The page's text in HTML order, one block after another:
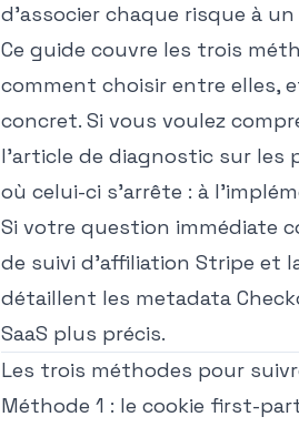
d'associer chaque risque à
Ce guide couvre les trois
comment choisir entre elles,
concret. Si vous voulez
l'article de diagnostic sur les
où celui-ci s'arrête : à
Si votre question immédiate
de suivi d'affiliation Stripe et
détaillent les metadata
SaaS plus précis.
Les trois méthodes pour
Méthode 1 : le cookie first-